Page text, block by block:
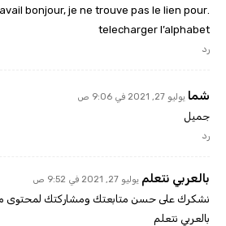
bonjour, je ne trouve pas le lien pour
telecharger l’alphabet
رد
شما يوليو 27, 2021 في 9:06 ص
جميل
رد
بالعربي نتعلم يوليو 27, 2021 في 9:52 ص
نشكرك على حسن متابعتك ومشاركتك لمحتوى
بالعربي نتعلم